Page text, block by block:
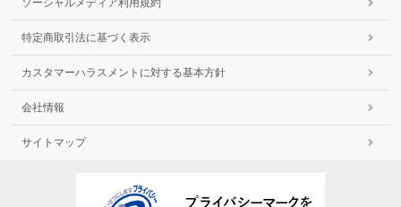
特定商取引法に基づく表示
カスタマーハラスメントに対する基本方針
会社情報
サイトマップ